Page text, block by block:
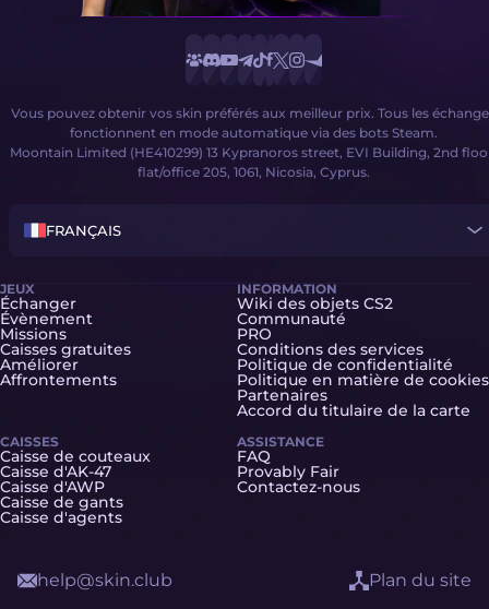
Vous pouvez obtenir vos skin préférés aux meilleur prix. Tous les
fonctionnent en mode automatique via des bots Steam.
Moontain Limited (HE410299) 13 Kypranoros street, EVI Building, 2nd
flat/office 205, 1061, Nicosia, Cyprus.
FRANÇAIS
JEUX
Échanger
Évènement
Missions
Caisses gratuites
Améliorer
Affrontements
CAISSES
Caisse de couteaux
Caisse d'AK-47
Caisse d'AWP
Caisse de gants
Caisse d'agents
INFORMATION
Wiki des objets CS2
Communauté
PRO
Conditions des services
Politique de confidentialité
Politique en matière de cookies
Partenaires
Accord du titulaire de la carte
ASSISTANCE
FAQ
Provably Fair
Contactez-nous
help@skin.club Plan du site